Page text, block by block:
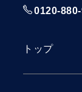
0120-
トップ